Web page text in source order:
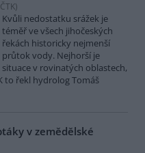
ČTK)
Kvůli nedostatku srážek je
téměř ve všech jihočeských
řekách historicky nejmenší
průtok vody. Nejhorší je
situace v rovinatých oblastech,
to řekl hydrolog Tomáš
v zemědělské